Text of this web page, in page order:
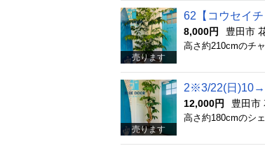
売ります
62【コウセイ
8,000円 豊田市
売ります
2※3/22(日
12,000円 豊田市